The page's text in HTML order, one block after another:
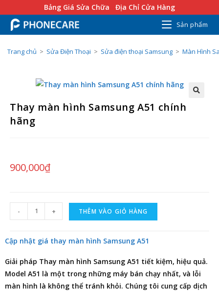
Bảng Giá Sửa Chữa Địa Chỉ Cửa Hàng
Sản phẩm
Trang chủ > Sửa Điện Thoại > Sửa điện thoại Samsung > Màn Hình
Thay màn hình Samsung A51 chính
hãng
900,000₫
- + THÊM VÀO GIỎ HÀNG
Cập nhật giá thay màn hình Samsung A51
Giải pháp Thay màn hình Samsung A51 tiết kiệm, hiệu quả.
Model A51 là một trong những máy bán chạy nhất, và lỗi
màn hình là không thể tránh khỏi. Chúng tôi cung cấp dịch